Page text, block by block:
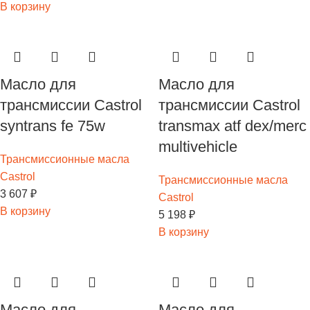
В корзину
Масло для
трансмиссии Castrol
syntrans fe 75w
Трансмиссионные масла
Castrol
3 607 ₽
В корзину
Масло для
трансмиссии Castrol
transmax atf dex/merc
multivehicle
Трансмиссионные масла
Castrol
5 198 ₽
В корзину